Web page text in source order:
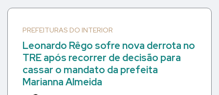
PREFEITURAS DO INTERIOR
Leonardo Rêgo sofre nova derrota no
TRE após recorrer de decisão para
cassar o mandato da prefeita
Marianna Almeida